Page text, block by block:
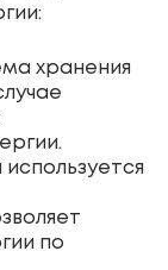
хранения
по